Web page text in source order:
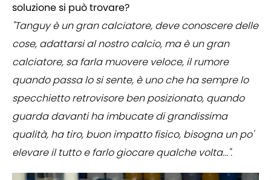
soluzione si può trovare?
"Tanguy è un gran calciatore, deve conoscere delle
cose, adattarsi al nostro calcio, ma è un gran
calciatore, sa farla muovere veloce, il rumore
quando passa lo si sente, è uno che ha sempre lo
specchietto retrovisore ben posizionato, quando
guarda davanti ha imbucate di grandissima
qualità, ha tiro, buon impatto fisico, bisogna un po'
elevare il tutto e farlo giocare qualche volta...".